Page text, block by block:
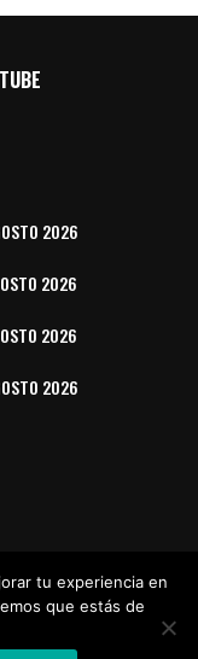
2026
2026
2026
2026
Contacto
tu experiencia en
que estás de